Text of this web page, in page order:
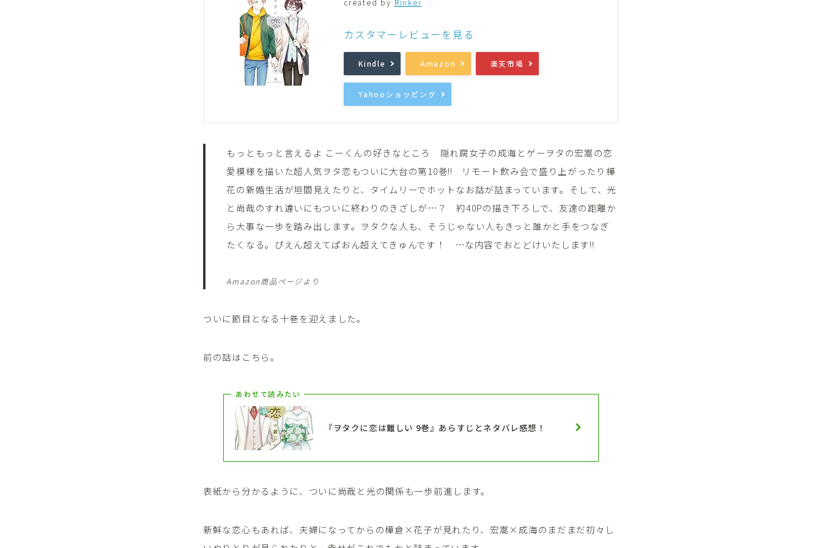
音楽 Music
created by Rinker
カスタマーレビューを見る
Kindle Amazon 楽天市場
Yahooショッピング
もっともっと言えるよ こーくんの好きなところ 隠れ腐女子の成海とゲーヲタの宏嵩の恋
愛模様を描いた超人気ヲタ恋もついに大台の第10巻!! リモート飲み会で盛り上がったり樺
花の新婚生活が垣間見えたりと、タイムリーでホットなお話が詰まっています。そして、光
と尚哉のすれ違いにもついに終わりのきざしが…？ 約40Pの描き下ろしで、友達の距離か
ら大事な一歩を踏み出します。ヲタクな人も、そうじゃない人もきっと誰かと手をつなぎ
たくなる。ぴえん超えてぱおん超えてきゅんです！ …な内容でおとどけいたします!!
Amazon商品ページより
ついに節目となる十巻を迎えました。
前の話はこちら。
あわせて読みたい
『ヲタクに恋は難しい 9巻』あらすじとネタバレ感想！
表紙から分かるように、ついに尚哉と光の関係も一歩前進します。
新鮮な恋心もあれば、夫婦になってからの樺倉×花子が見れたり、宏嵩×成海のまだまだ初々し